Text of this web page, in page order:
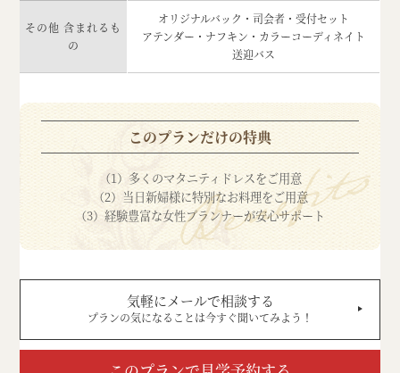
その他 含まれるも
の
オリジナルバック・司会者・受付セット
アテンダー・ナフキン・カラーコーディネイト
送迎バス
このプランだけの特典
（1）多くのマタニティドレスをご用意
（2）当日新婦様に特別なお料理をご用意
（3）経験豊富な女性プランナーが安心サポート
気軽にメールで相談する
プランの気になることは今すぐ聞いてみよう！